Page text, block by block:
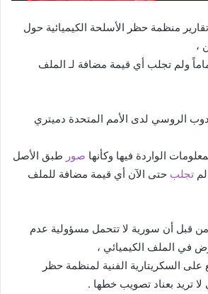
منظمة حظر الأسلحة الكيميائية حول
،
ولم تجلب أي قيمة مضافة لـ الملف
الروسي لدى الأمم المتحدة دميتري
الواردة فيها وكأنها صور طبق الأصل
تجلب حتى الآن أي قيمة مضافة للملف
قبل أن سورية لا تتحمل مسؤولية عدم
في الملف الكيميائي ،
على السكريتارية الفنية لمنظمة حظر
لا تريد بعناد تصويب خطها .